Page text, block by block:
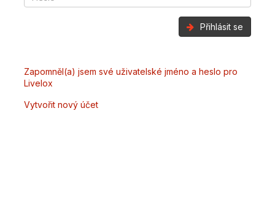
Přihlásit se
Zapomněl(a) jsem své uživatelské jméno a heslo pro
Livelox
Vytvořit nový účet